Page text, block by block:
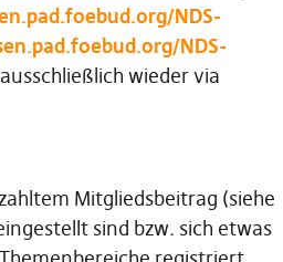
NDS-
NDS-
wieder via
Mitgliedsbeitrag (siehe
sind bzw. sich etwas